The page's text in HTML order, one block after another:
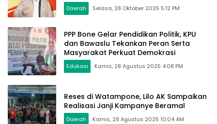
Daerah Selasa, 28 Oktober 2025 5:12 PM
PPP Bone Gelar Pendidikan Politik, KPU
dan Bawaslu Tekankan Peran Serta
Masyarakat Perkuat Demokrasi
Edukasi Kamis, 28 Agustus 2025 4:08 PM
Reses di Watampone, Lilo AK Sampaikan
Realisasi Janji Kampanye Beramal
Daerah Kamis, 28 Agustus 2025 10:04 AM